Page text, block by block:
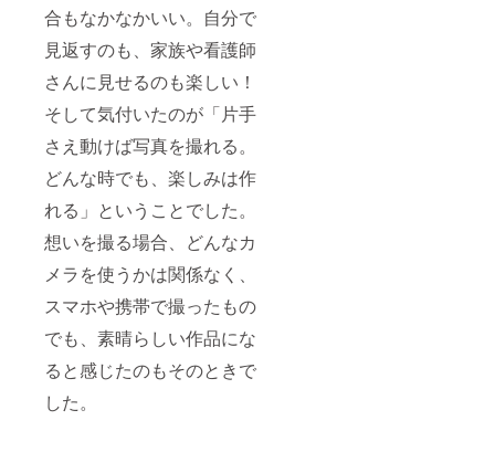
合もなかなかいい。自分で
見返すのも、家族や看護師
さんに見せるのも楽しい！
そして気付いたのが「片手
さえ動けば写真を撮れる。
どんな時でも、楽しみは作
れる」ということでした。
想いを撮る場合、どんなカ
メラを使うかは関係なく、
スマホや携帯で撮ったもの
でも、素晴らしい作品にな
ると感じたのもそのときで
した。